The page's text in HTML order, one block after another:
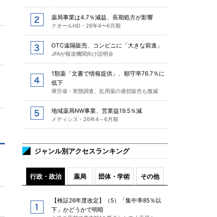
薬局事業は4.7％減益、長期処方が影響
クオールHD・26年4〜6月期
OTC遠隔販売、コンビニに「大きな前進」
JFAが報道機関向け説明会
1類薬「文書で情報提供」、順守率76.7％に
低下
厚労省・実態調査、乱用薬の適切販売も微減
地域薬局NW事業、営業益19.5％減
メディシス・26年4～6月期
ジャンル別アクセスランキング
行政・政治 薬局 団体・学術 その他
【検証26年度改定】（5）「集中率85％以
下」かどうかで明暗